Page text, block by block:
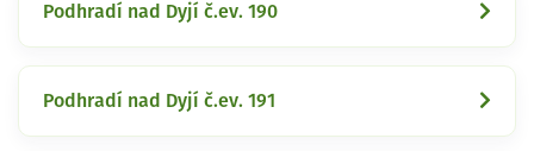
Podhradí nad Dyjí č.ev. 190
Podhradí nad Dyjí č.ev. 191